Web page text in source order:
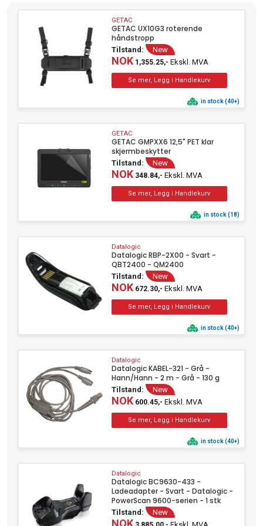
Zebra
GETAC
GETAC UX10G3 roterende
håndstropp
Tilstand: New
NOK1,355.25,- Ekskl. MVA
in stock (40+)
GETAC
GETAC GMPXX6 12,5" PET klar
skjermbeskytter
Tilstand: New
NOK348.84,- Ekskl. MVA
in stock (18)
Datalogic
Datalogic RBP-2X00 - Svart -
QBT2400 - QM2400
Tilstand: New
NOK672.30,- Ekskl. MVA
in stock (40+)
Datalogic
Datalogic KABEL-321 - Grå -
Hann/Hann - 2 m - Grå - 130 g
Tilstand: New
NOK600.45,- Ekskl. MVA
in stock (40+)
Datalogic
Datalogic BC9630-433 -
Ladeadapter - Svart - Datalogic -
PowerScan 9600-serien - 1 stk
Tilstand: New
NOK